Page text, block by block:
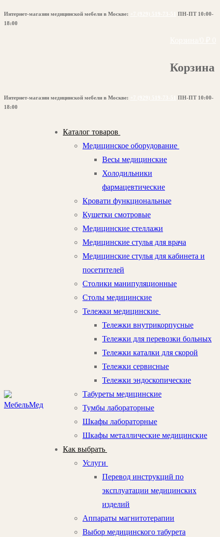
Перейти
к
Меню
Закрыть
Интернет-магазин медицинской мебели в Москве:
ПН-ПТ 10:00-
18:00
Корзина
Интернет-магазин медицинской мебели в Москве:
ПН-ПТ 10:00-
18:00
Каталог товаров
Медицинское оборудование
Весы медицинские
Холодильники
фармацевтические
Кровати функциональные
Кушетки смотровые
Медицинские стеллажи
Медицинские стулья для врача
Медицинские стулья для кабинета и
посетителей
Столики манипуляционные
Столы медицинские
Тележки медицинские
Тележки внутрикорпусные
Тележки для перевозки больных
Тележки каталки для скорой
Тележки сервисные
Тележки эндоскопические
Табуреты медицинские
Тумбы лабораторные
Шкафы лабораторные
Шкафы металлические медицинские
Как выбрать
Услуги
Перевод инструкций по
эксплуатации медицинских
изделий
Аппараты магнитотерапии
Выбор медицинского табурета